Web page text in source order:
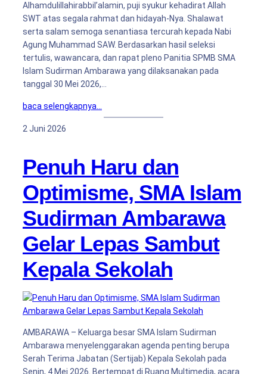
Alhamdulillahirabbil’alamin, puji syukur kehadirat Allah
SWT atas segala rahmat dan hidayah-Nya. Shalawat
serta salam semoga senantiasa tercurah kepada Nabi
Agung Muhammad SAW. Berdasarkan hasil seleksi
tertulis, wawancara, dan rapat pleno Panitia SPMB SMA
Islam Sudirman Ambarawa yang dilaksanakan pada
tanggal 30 Mei 2026,…
baca selengkapnya…
2 Juni 2026
Penuh Haru dan
Optimisme, SMA Islam
Sudirman Ambarawa
Gelar Lepas Sambut
Kepala Sekolah
AMBARAWA – Keluarga besar SMA Islam Sudirman
Ambarawa menyelenggarakan agenda penting berupa
Serah Terima Jabatan (Sertijab) Kepala Sekolah pada
Senin, 4 Mei 2026. Bertempat di Ruang Multimedia, acara